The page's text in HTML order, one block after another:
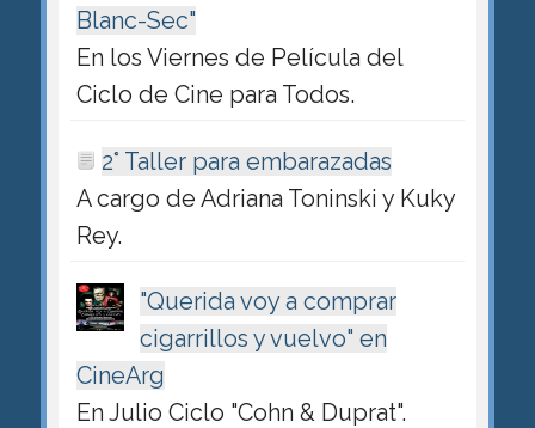
Blanc-Sec"
En los Viernes de Película del
Ciclo de Cine para Todos.
2° Taller para embarazadas
A cargo de Adriana Toninski y Kuky
Rey.
"Querida voy a comprar
cigarrillos y vuelvo" en
CineArg
En Julio Ciclo "Cohn & Duprat".